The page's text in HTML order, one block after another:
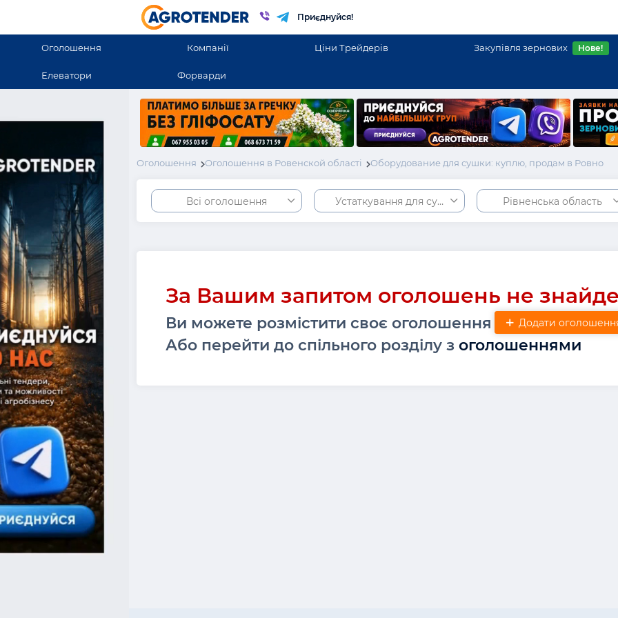
Приєднуйся!
Оголошення Компанії Ціни Трейдерів Закупівля зернових Нове!
Елеватори Форварди
Оголошення Оголошення в Ровенской області Оборудование для сушки: куплю, продам в Ровно
Всі оголошення Устаткування для сушіння Рівненська область
За Вашим запитом оголошень не
Ви можете розмістити своє оголошення Додати
Або перейти до спільного розділу з оголошеннями